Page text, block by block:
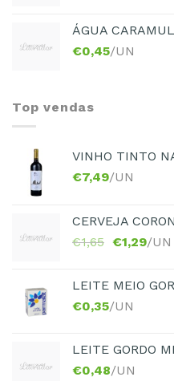
ÁGUA
€0,45/UN
Top vendas
VINHO TINTO
€7,49/UN
CERVEJA
€1,65 €1,29/UN
LEITE MEIO
€0,35/UN
LEITE GORDO
€0,48/UN